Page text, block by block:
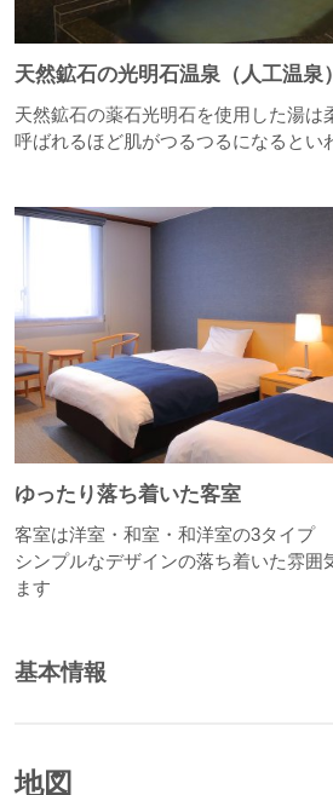
天然鉱石の光明石温泉（人工温泉）
天然鉱石の薬石光明石を使用した湯は
呼ばれるほど肌がつるつるになるとい
ゆったり落ち着いた客室
客室は洋室・和室・和洋室の3タイプ
シンプルなデザインの落ち着いた雰囲
ます
基本情報
地図